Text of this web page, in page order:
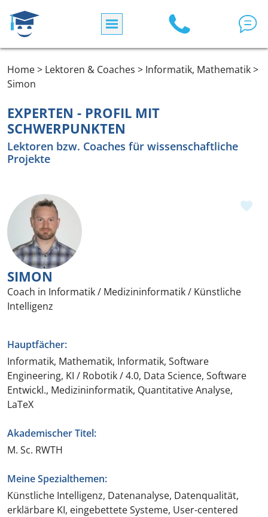
Home > Lektoren & Coaches > Informatik, Mathematik >
Simon
EXPERTEN - PROFIL MIT
SCHWERPUNKTEN
Lektoren bzw. Coaches für wissenschaftliche
Projekte
SIMON
Coach in Informatik / Medizininformatik / Künstliche
Intelligenz
Hauptfächer:
Informatik, Mathematik, Informatik, Software
Engineering, KI / Robotik / 4.0, Data Science, Software
Entwickl., Medizininformatik, Quantitative Analyse,
LaTeX
Akademischer Titel:
M. Sc. RWTH
Meine Spezialthemen:
Künstliche Intelligenz, Datenanalyse, Datenqualität,
erklärbare KI, eingebettete Systeme, User-centered